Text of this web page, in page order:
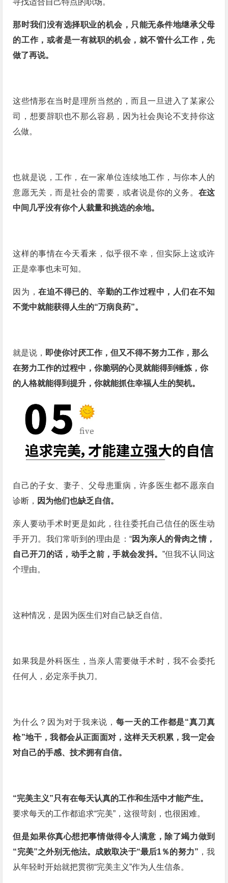
那时我们没有选择职业的机会，只能无条件地继承父母
的工作，或者是一有就职的机会，就不管什么工作，先
做了再说。
这些情形在当时是理所当然的，而且一旦进入了某家公
司，想要辞职也不那么容易，因为社会舆论不支持你这
么做。
也就是说，工作，在一家单位连续地工作，与你本人的
意愿无关，而是社会的需要，或者说是你的义务。 在这
中间几乎没有你个人裁量和挑选的余地。
这样的事情在今天看来，似乎很不幸，但实际上这或许
正是幸事也未可知。
因为，在迫不得已的、辛勤的工作过程中，人们在不知
不觉中就能获得人生的“万病良药”。
就是说，
即使你讨厌工作，但又不得不努力工作，那么
在努力工作的过程中，你脆弱的心灵就能得到锤炼，你
的人格就能得到提升，你就能抓住幸福人生的契机。
自己的子女、妻子、父母患重病，许多医生都不愿亲自
诊断，
因为他们也缺乏自信。
亲人要动手术时更是如此，往往委托自己信任的医生动
手开刀。我们常听到的理由是：“因为亲人的骨肉之情，
自己开刀的话，动手之前，手就会发抖。”但我不认同这
个理由。
这种情况，是因为医生们对自己缺乏自信。
如果我是外科医生，当亲人需要做手术时，我不会委托
任何人，必定亲手执刀。
为什么？因为对于我来说，每一天的工作都是“真刀真
枪”地干，我都会从正面面对，这样天天积累，我一定会
对自己的手感、技术拥有自信。
“完美主义”只有在每天认真的工作和生活中才能产生。
要求每天的工作都追求“完美”，这很苛刻，也很困难。
但是如果你真心想把事情做得令人满意，除了竭力做到
“完美”之外别无他法。成败取决于“最后1％的努力” ，我
从年轻时开始就把贯彻“完美主义”作为人生信条。